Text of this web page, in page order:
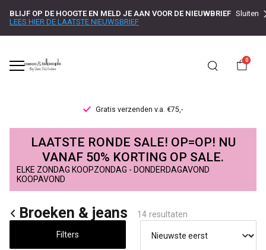
BLIJF OP DE HOOGTE EN MELD JE AAN VOOR DE NIEUWBRIEF
LEES HIER DE LAATSTE NIEUWSBRIEF
Sluiten
0
Gratis verzenden v.a. €75,-
Broeken
jeans
Passo
LAATSTE RONDE SALE! OP=OP! NU
VANAF 50% KORTING OP SALE.
ELKE ZONDAG KOOPZONDAG - DONDERDAGAVOND
KOOPAVOND
Broeken & jeans 14 resultaten
Filters